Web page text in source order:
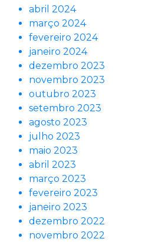
abril 2024
março 2024
fevereiro 2024
janeiro 2024
dezembro 2023
novembro 2023
outubro 2023
setembro 2023
agosto 2023
julho 2023
maio 2023
abril 2023
março 2023
fevereiro 2023
janeiro 2023
dezembro 2022
novembro 2022